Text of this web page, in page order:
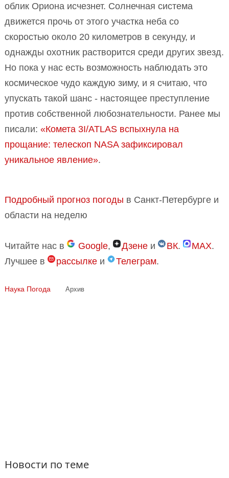
облик Ориона исчезнет. Солнечная система
движется прочь от этого участка неба со
скоростью около 20 километров в секунду, и
однажды охотник растворится среди других звезд.
Но пока у нас есть возможность наблюдать это
космическое чудо каждую зиму, и я считаю, что
упускать такой шанс - настоящее преступление
против собственной любознательности. Ранее мы
писали: «Комета 3I/ATLAS вспыхнула на
прощание: телескоп NASA зафиксировал
уникальное явление».
Подробный прогноз погоды в Санкт-Петербурге и
области на неделю
Читайте нас в Google, Дзене и ВК. MAX.
Лучшее в
рассылке и Телеграм.
Наука Погода Архив
Новости по теме